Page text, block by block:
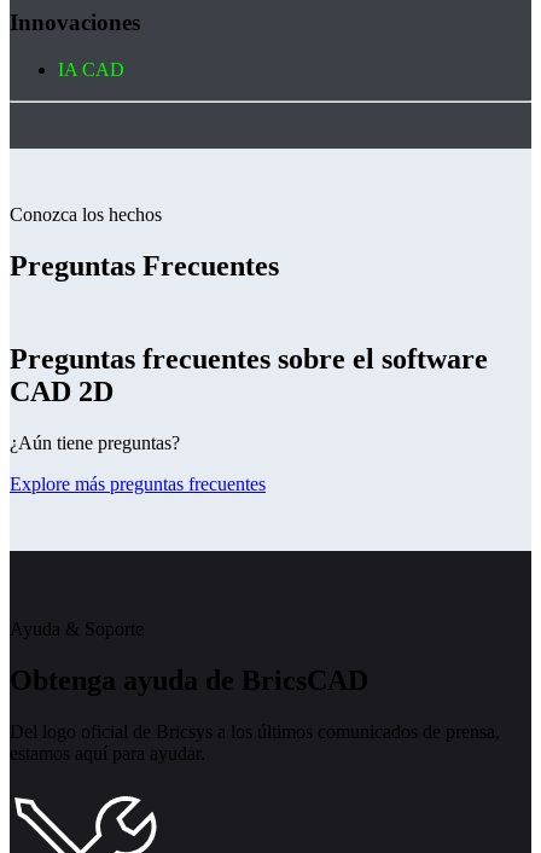
Innovaciones
IA CAD
Conozca los hechos
Preguntas Frecuentes
Preguntas frecuentes sobre el software
CAD 2D
¿Aún tiene preguntas?
Explore más preguntas frecuentes
Ayuda & Soporte
Obtenga ayuda de BricsCAD
Del logo oficial de Bricsys a los últimos comunicados de prensa,
estamos aquí para ayudar.